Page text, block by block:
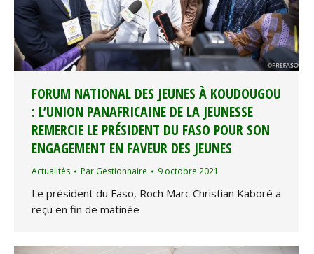
FORUM NATIONAL DES JEUNES À KOUDOUGOU
: L’UNION PANAFRICAINE DE LA JEUNESSE
REMERCIE LE PRÉSIDENT DU FASO POUR SON
ENGAGEMENT EN FAVEUR DES JEUNES
Actualités Par Gestionnaire 9 octobre 2021
Le président du Faso, Roch Marc Christian Kaboré a
reçu en fin de matinée